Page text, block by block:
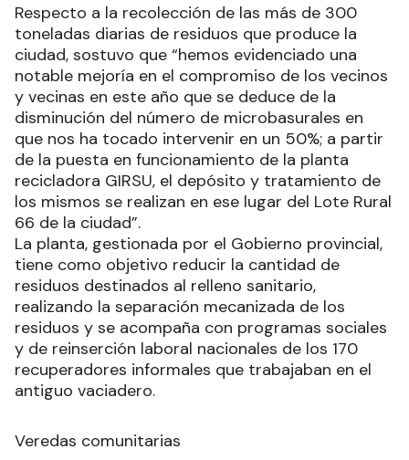
Respecto a la recolección de las más de 300
toneladas diarias de residuos que produce la
ciudad, sostuvo que “hemos evidenciado una
notable mejoría en el compromiso de los vecinos
y vecinas en este año que se deduce de la
disminución del número de microbasurales en
que nos ha tocado intervenir en un 50%; a partir
de la puesta en funcionamiento de la planta
recicladora GIRSU, el depósito y tratamiento de
los mismos se realizan en ese lugar del Lote Rural
66 de la ciudad”.
La planta, gestionada por el Gobierno provincial,
tiene como objetivo reducir la cantidad de
residuos destinados al relleno sanitario,
realizando la separación mecanizada de los
residuos y se acompaña con programas sociales
y de reinserción laboral nacionales de los 170
recuperadores informales que trabajaban en el
antiguo vaciadero.
Veredas comunitarias